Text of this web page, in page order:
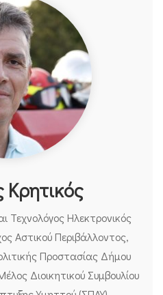
Κρητικός
Τεχνολόγος Ηλεκτρονικός
Αστικού Περιβάλλοντος,
Προστασίας Δήμου
Διοικητικού Συμβουλίου